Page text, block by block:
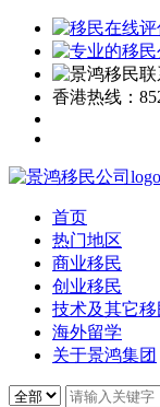
香港热线：
首页
热门地区
商业移民
创业移民
技术及其它移
海外留学
关于景鸿集团